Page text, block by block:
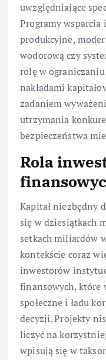
uwzględniające
Programy
produkcyjne,
wodorową czy
rolę w
nakładami
zadaniem
utrzymania
bezpieczeństwa
Rola
Kapitał niezbędny
się w dziesiątkach
setkach miliardów
kontekście coraz
inwestorów
finansowych, które
społeczne i ładu
decyzji. Projekty
liczyć na
wpisują się w